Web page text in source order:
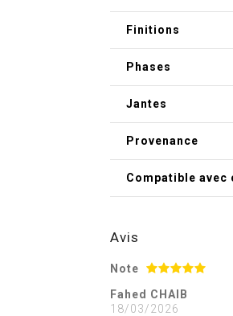
Finitions
Phases
Jantes
Provenance
Compatible avec
Avis
Note
Fahed CHAIB
18/03/2026